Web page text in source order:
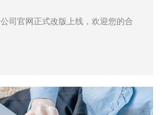
司官网正式改版上线，欢迎您的合